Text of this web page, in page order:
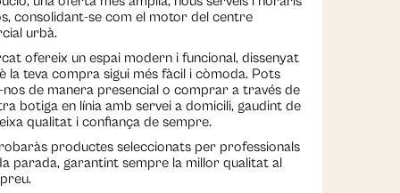
consolidant-se com el motor del centre
urbà.
ofereix un espai modern i funcional, dissenyat
la teva compra sigui més fàcil i còmoda. Pots
de manera presencial o comprar a través de
botiga en línia amb servei a domicili, gaudint de
qualitat i confiança de sempre.
productes seleccionats per professionals
parada, garantint sempre la millor qualitat al